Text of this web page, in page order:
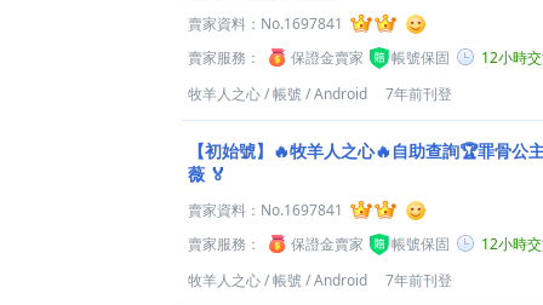
賣家資料： No.1697841
賣家服務：
保證金賣家 帳號保固
12小時
牧羊人之心/帳號/Android 7年前刊登
【初始號】🔥牧羊人之心🔥自助查詢🏆罪骨
薇 🏅
賣家資料： No.1697841
賣家服務：
保證金賣家 帳號保固
12小時
牧羊人之心/帳號/Android 7年前刊登